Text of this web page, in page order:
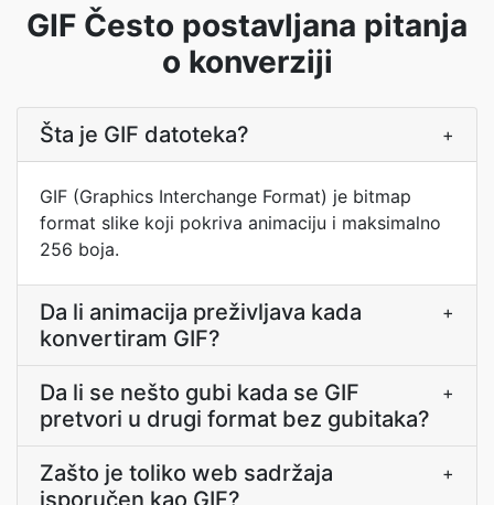
GIF Često postavljana pitanja
o konverziji
Šta je GIF datoteka? +
GIF (Graphics Interchange Format) je bitmap
format slike koji pokriva animaciju i maksimalno
256 boja.
Da li animacija preživljava kada
konvertiram GIF?
+
Da li se nešto gubi kada se GIF
pretvori u drugi format bez gubitaka?
+
Zašto je toliko web sadržaja
isporučen kao GIF?
+